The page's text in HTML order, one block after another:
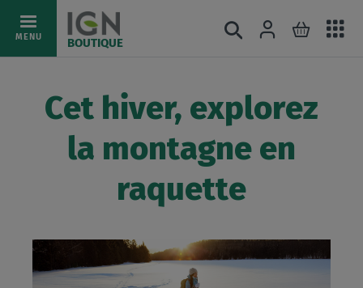
AllezMENU BOUTIQUE
Rechercher
Connexion
Mon
Cet hiver, explorez
la montagne en
raquette